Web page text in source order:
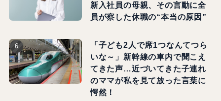
新入社員の母親、その言動に全
員が察した休職の“本当の原因”
「子ども2人で席1つなんてつら
いな～」新幹線の車内で聞こえ
てきた声…近づいてきた子連れ
のママが私を見て放った言葉に
愕然！